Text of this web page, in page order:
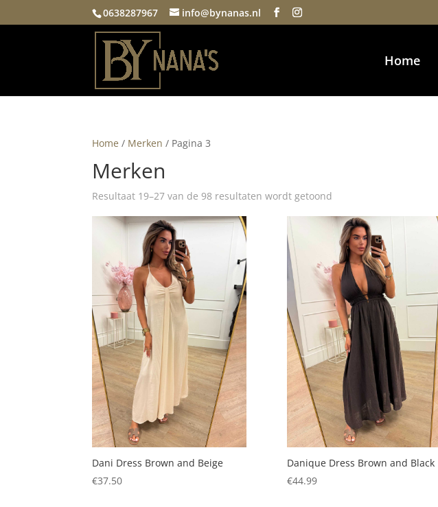
0638287967 info@bynanas.nl
Home
Home / Merken / Pagina 3
Merken
Resultaat 19–27 van de 98 resultaten wordt getoond
Dani Dress Brown and Beige
€37.50
Danique Dress Brown and Black
€44.99